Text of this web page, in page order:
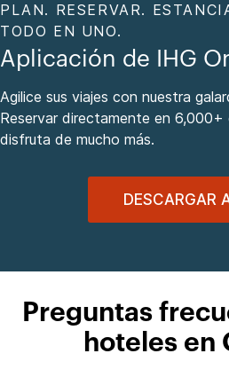
PLAN. RESERVAR.
TODO EN UNO.
Aplicación de IHG
Agilice sus viajes con nuestra
Reservar directamente en
disfruta de mucho más.
DESCARGAR
Preguntas
hoteles en